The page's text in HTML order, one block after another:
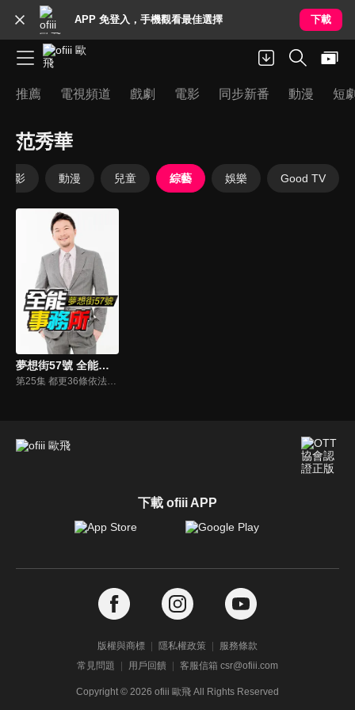
APP 免登入，手機觀看最佳選擇 下載
推薦 電視頻道 戲劇 電影 同步新番 動漫 短
范秀華
電影 動漫 兒童 綜藝 娛樂 Good TV
夢想街57號 全能事務所
第25集 都更36條依法「強制拆除」政府是幫手？打手？
下載 ofiii APP
版權與商標 隱私權政策
服務條款
常見問題
用戶回饋 客服信箱 csr@ofiii.com
Copyright © 2026 ofiii 歐飛 All Rights Reserved